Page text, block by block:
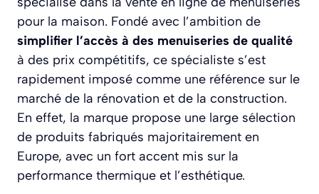
pour la maison. Fondé avec l’ambition de
simplifier l’accès à des menuiseries de qualité
à des prix compétitifs, ce spécialiste s’est
rapidement imposé comme une référence sur le
marché de la rénovation et de la construction.
En effet, la marque propose une large sélection
de produits fabriqués majoritairement en
Europe, avec un fort accent mis sur la
performance thermique et l’esthétique.